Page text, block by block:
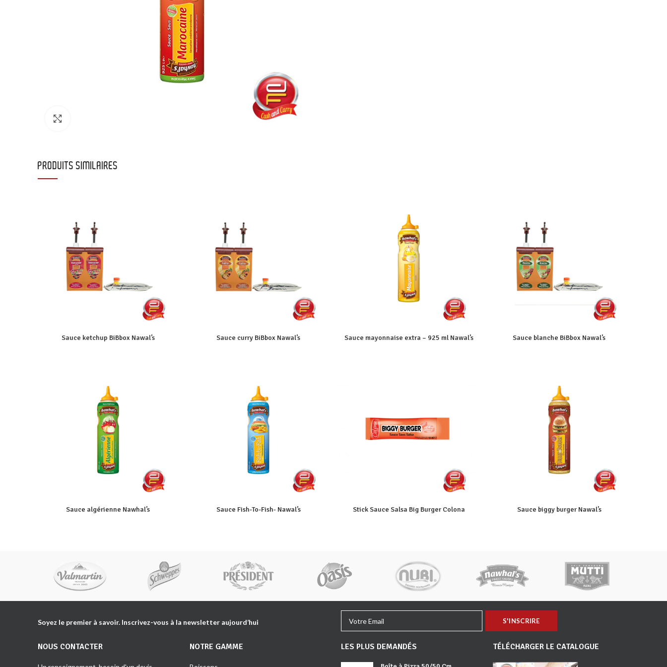
PRODUITS SIMILAIRES
Sauce ketchup BiBbox Nawal’s Sauce curry BiBbox Nawal’s Sauce mayonnaise extra – 925 ml Nawal’s Sauce blanche BiBbox Nawal’s
Sauce algérienne Nawhal’s Sauce Fish-To-Fish- Nawal’s Stick Sauce Salsa Big Burger Colona Sauce biggy burger Nawal’s
Soyez le premier à savoir. Inscrivez-vous à la newsletter aujourd’hui
NOUS CONTACTER NOTRE GAMME LES PLUS DEMANDÉS TÉLÉCHARGER LE CATALOGUE